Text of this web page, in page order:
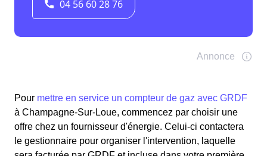
Pour mettre en service un compteur de gaz avec GRDF
à Champagne-Sur-Loue, commencez par choisir une
offre chez un fournisseur d'énergie. Celui-ci contactera
le gestionnaire pour organiser l'intervention, laquelle